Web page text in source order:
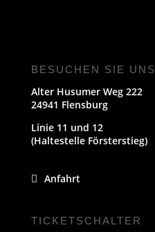
BESUCHEN SIE UNS
Alter Husumer Weg 222
24941 Flensburg
Linie 11 und 12
(Haltestelle Försterstieg)
Anfahrt
TICKETSCHALTER